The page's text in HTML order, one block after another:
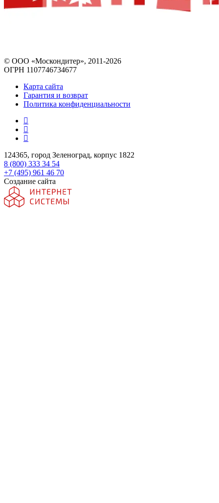
© ООО «Москондитер», 2011-2026
ОГРН 1107746734677
Карта сайта
Гарантия и возврат
Политика конфиденциальности
124365, город Зеленоград, корпус 1822
8 (800) 333 34 54
+7 (495) 961 46 70
Создание сайта